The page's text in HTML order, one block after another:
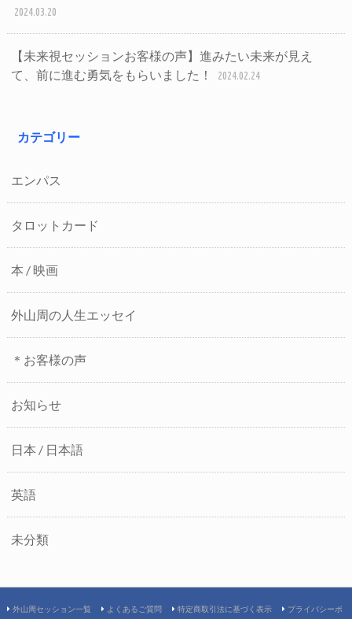
2024.03.20
【未来視セッションお客様の声】進みたい未来が見え
て、前に進む勇気をもらいました！
2024.02.24
カテゴリー
エンパス
タロットカード
本 / 映画
外山周の人生エッセイ
＊お客様の声
お知らせ
日本 / 日本語
英語
未分類
外山周セッション一覧 よくあるご質問 特定商取引法に基づく表示 プライバシーポ